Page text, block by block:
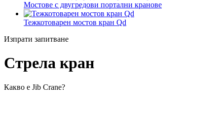
Мостове с двугредови портални кранове
Тежкотоварен мостов кран Qd
Изпрати запитване
Стрела кран
Какво е Jib Crane?